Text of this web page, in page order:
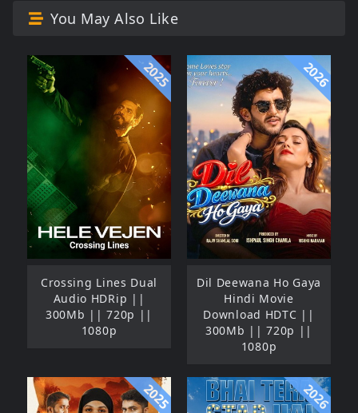
You May Also Like
2025
Crossing Lines Dual
Audio HDRip ||
300Mb || 720p ||
1080p
2026
Dil Deewana Ho Gaya
Hindi Movie
Download HDTC ||
300Mb || 720p ||
1080p
2025 2026